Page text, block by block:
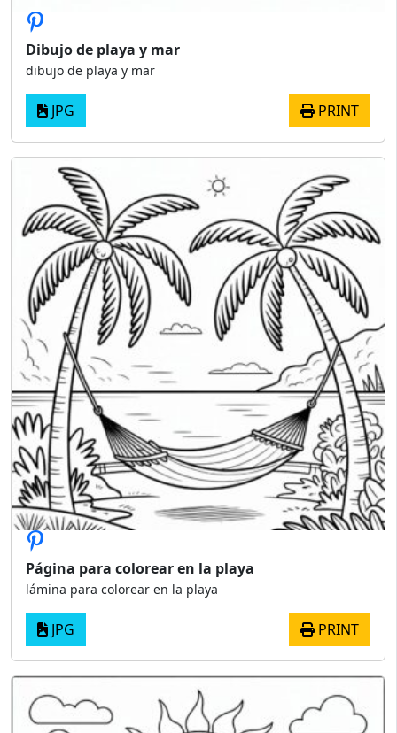
Dibujo de playa y mar
dibujo de playa y mar
JPG PRINT
Página para colorear en la playa
lámina para colorear en la playa
JPG PRINT